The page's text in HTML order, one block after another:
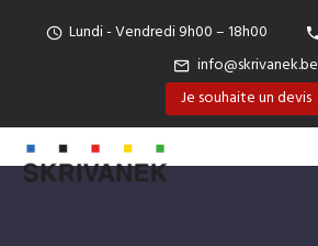
Lundi - Vendredi 9h00 – 18h00
info@skrivanek.be
Je souhaite un devis